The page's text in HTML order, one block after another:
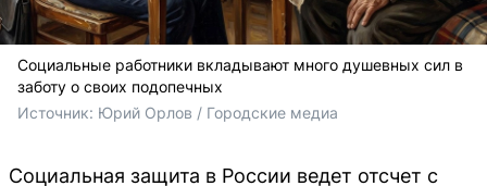
Социальные работники вкладывают много душевных сил в
заботу о своих подопечных
Источник: Юрий Орлов / Городские медиа
Социальная защита в России ведет отсчет с